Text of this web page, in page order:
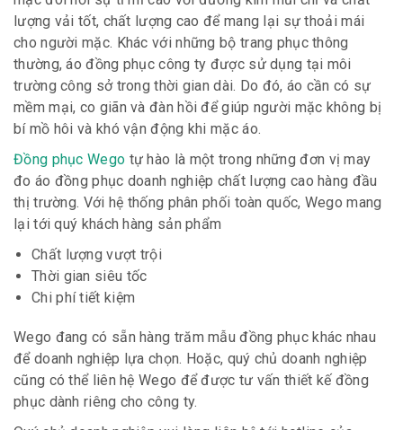
lượng vải tốt, chất lượng cao để mang lại sự thoải mái
cho người mặc. Khác với những bộ trang phục thông
thường, áo đồng phục công ty được sử dụng tại môi
trường công sở trong thời gian dài. Do đó, áo cần có sự
mềm mại, co giãn và đàn hồi để giúp người mặc không bị
bí mồ hôi và khó vận động khi mặc áo.
Đồng phục Wego tự hào là một trong những đơn vị may
đo áo đồng phục doanh nghiệp chất lượng cao hàng đầu
thị trường. Với hệ thống phân phối toàn quốc, Wego mang
lại tới quý khách hàng sản phẩm
Chất lượng vượt trội
Thời gian siêu tốc
Chi phí tiết kiệm
Wego đang có sẵn hàng trăm mẫu đồng phục khác nhau
để doanh nghiệp lựa chọn. Hoặc, quý chủ doanh nghiệp
cũng có thể liên hệ Wego để được tư vấn thiết kế đồng
phục dành riêng cho công ty.